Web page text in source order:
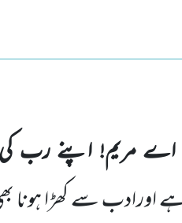
مریم! اپنے رب کی
اورادب سے کھڑا